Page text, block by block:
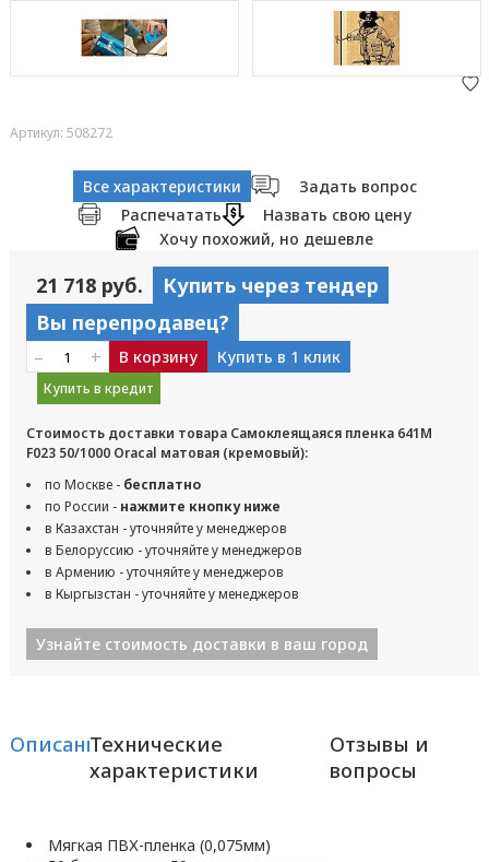
Артикул: 508272
Все характеристики
Задать вопрос
Распечатать
Назвать свою цену
Хочу похожий, но дешевле
21 718 руб.
Купить через тендер
Вы перепродавец?
– + В корзину Купить в 1 клик
Купить в кредит
Стоимость доставки товара Самоклеящаяся пленка 641M
F023 50/1000 Oracal матовая (кремовый):
по Москве - бесплатно
по России - нажмите кнопку ниже
в Казахстан - уточняйте у менеджеров
в Белоруссию - уточняйте у менеджеров
в Армению - уточняйте у менеджеров
в Кыргызстан - уточняйте у менеджеров
Узнайте стоимость доставки в ваш город
ОписаниеТехнические
характеристики
Отзывы и
вопросы
Мягкая ПВХ-пленка (0,075мм)